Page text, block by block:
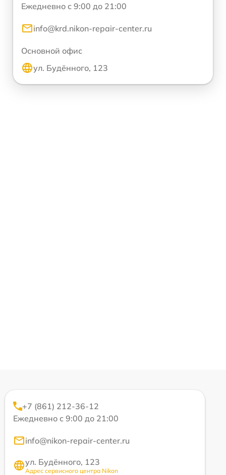
Ежедневно с 9:00 до 21:00
info@krd.nikon-repair-center.ru
Основной офис
ул. Будённого, 123
+7 (861) 212-36-12
Ежедневно с 9:00 до 21:00
info@nikon-repair-center.ru
ул. Будённого, 123
Адрес сервисного центра Nikon